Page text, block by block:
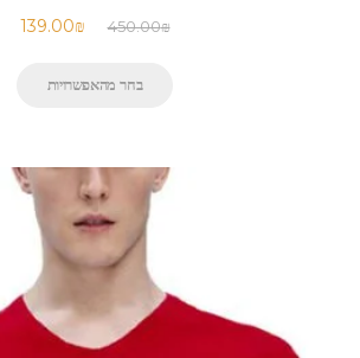
450.00₪
139.00₪
בחר מהאפשרויות